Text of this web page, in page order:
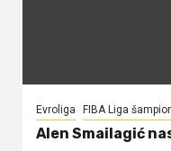
Evroliga FIBA Liga
Alen Smailagić